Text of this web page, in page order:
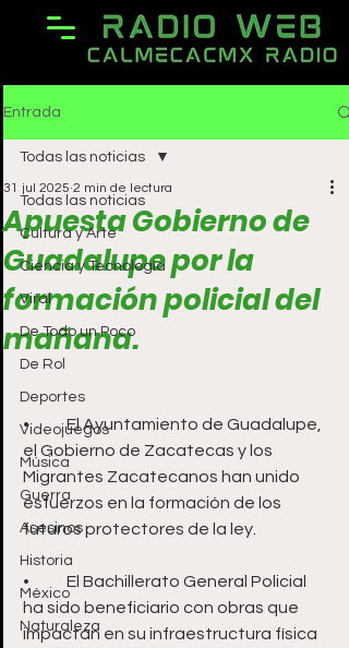
Entrada
Todas las noticias
Cultura y Arte
Ciencia y Tecnología
Viral
De Todo un Poco
De Rol
Deportes
Videojuegos
Música
Guerra
Asesinos
Historia
México
Naturaleza
Todas las noticias
Apuesta Gobierno de
Guadalupe por la
formación policial del
mañana.
31 jul 2025 2 min de lectura
•	El Ayuntamiento de Guadalupe,
el Gobierno de Zacatecas y los
Migrantes Zacatecanos han unido
esfuerzos en la formación de los
futuros protectores de la ley.
•	El Bachillerato General Policial
ha sido beneficiario con obras que
impactan en su infraestructura física